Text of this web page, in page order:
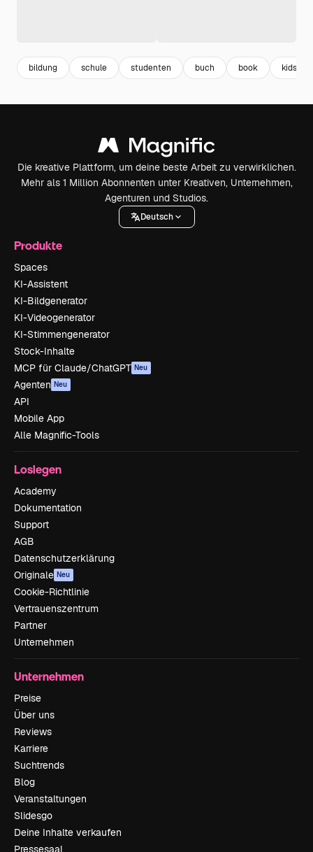
bildung schule studenten buch book kids
Die kreative Plattform, um deine beste Arbeit zu verwirklichen.
Mehr als 1 Million Abonnenten unter Kreativen, Unternehmen,
Agenturen und Studios.
Deutsch
Produkte
Spaces
KI-Assistent
KI-Bildgenerator
KI-Videogenerator
KI-Stimmengenerator
Stock-Inhalte
MCP für Claude/ChatGPT Neu
Agenten Neu
API
Mobile App
Alle Magnific-Tools
Loslegen
Academy
Dokumentation
Support
AGB
Datenschutzerklärung
Originale Neu
Cookie-Richtlinie
Vertrauenszentrum
Partner
Unternehmen
Unternehmen
Preise
Über uns
Reviews
Karriere
Suchtrends
Blog
Veranstaltungen
Slidesgo
Deine Inhalte verkaufen
Pressesaal